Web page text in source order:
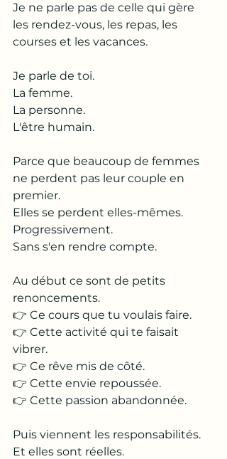
Je ne parle pas de celle qui gère
les rendez-vous, les repas, les
courses et les vacances.
Je parle de toi.
La femme.
La personne.
L'être humain.
Parce que beaucoup de femmes
ne perdent pas leur couple en
premier.
Elles se perdent elles-mêmes.
Progressivement.
Sans s'en rendre compte.
Au début ce sont de petits
renoncements.
👉 Ce cours que tu voulais faire.
👉 Cette activité qui te faisait
vibrer.
👉 Ce rêve mis de côté.
👉 Cette envie repoussée.
👉 Cette passion abandonnée.
Puis viennent les responsabilités.
Et elles sont réelles.